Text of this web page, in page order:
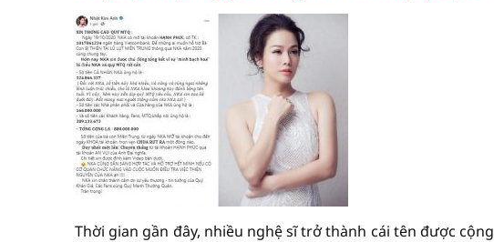
Thời gian gần đây, nhiều nghệ sĩ trở thành cái tên được